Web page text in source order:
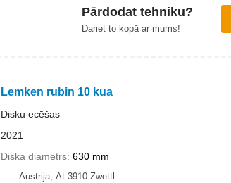
Pārdodat tehniku?
Dariet to kopā ar mums!
Lemken rubin 10 kua
Disku ecēšas
2021
Diska diametrs 630 mm
Austrija, At-3910 Zwettl